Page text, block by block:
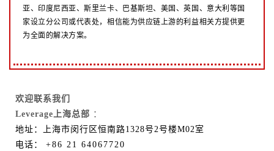
亚、印度尼西亚、斯里兰卡、巴基斯坦、美国、英国、意大利等国
家设立分公司或代表处，相信能为供应链上游的利益相关方提供更
为全面的解决方案。
欢迎联系我们
Leverage上海总部 ：
地址：上海市闵行区恒南路1328号2号楼M02室
电话： +86 21 64067720